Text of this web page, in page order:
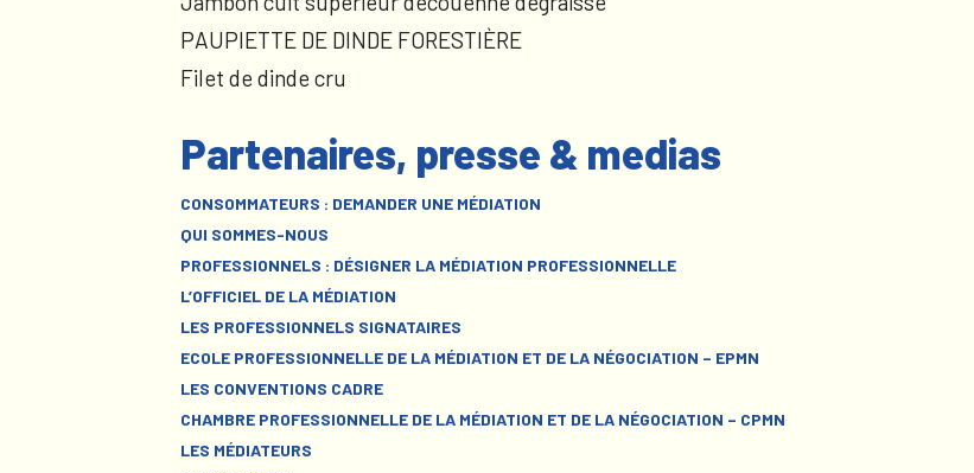
PAUPIETTE DE DINDE FORESTIÈRE
Filet de dinde cru
Partenaires, presse & medias
CONSOMMATEURS : DEMANDER UNE MÉDIATION
QUI SOMMES-NOUS
PROFESSIONNELS : DÉSIGNER LA MÉDIATION PROFESSIONNELLE
L’OFFICIEL DE LA MÉDIATION
LES PROFESSIONNELS SIGNATAIRES
ECOLE PROFESSIONNELLE DE LA MÉDIATION ET DE LA NÉGOCIATION – EPMN
LES CONVENTIONS CADRE
CHAMBRE PROFESSIONNELLE DE LA MÉDIATION ET DE LA NÉGOCIATION – CPMN
LES MÉDIATEURS